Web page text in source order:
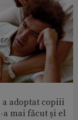
a adoptat copiii
mai făcut și el